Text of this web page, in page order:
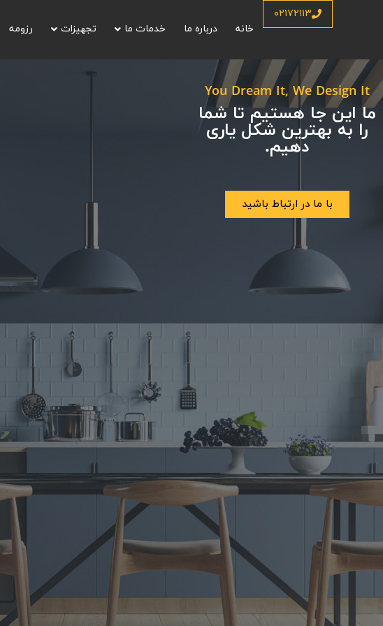
۰۲۱۷۲۱۱۳
خانه
درباره ما خدمات ما تجهیزات رزومه
/ کافی شاپ ها
You Dream It, We Design It
ما این جا هستیم تا شما
را به بهترین شکل یاری
دهیم.
با ما در ارتباط باشید